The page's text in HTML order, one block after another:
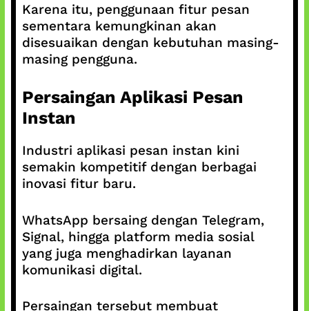
Karena itu, penggunaan fitur pesan
sementara kemungkinan akan
disesuaikan dengan kebutuhan masing-
masing pengguna.
Persaingan Aplikasi Pesan
Instan
Industri aplikasi pesan instan kini
semakin kompetitif dengan berbagai
inovasi fitur baru.
WhatsApp bersaing dengan Telegram,
Signal, hingga platform media sosial
yang juga menghadirkan layanan
komunikasi digital.
Persaingan tersebut membuat